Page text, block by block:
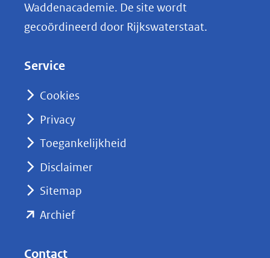
k
e
nieuw
naar
Waddenacademie. De site wordt
gecoördineerd door Rijkswaterstaat.
Service
Cookies
Privacy
Toegankelijkheid
Disclaimer
Sitemap
Archief(opent
Contact